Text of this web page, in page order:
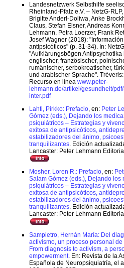
Landesnetzwerk Selbsthilfe
Rheinland-Pfalz e.V. – NetzG-
Brigitte Anderl-Doliwa, Anke
Claus, Stefan Elsner, Andreas
Lehmann, Petra Loerzer, Frank
Josef Wagner (2018):
antipsicóticos" (p. 31-34). In:
"Aufklärungsbögen Antipsychotika
englischer, französischer,
rumänischer, serbokroatischer,
und arabischer Sprache".
Recurso en línea www.peter-
lehmann.de/artikel/gesundheit/
inter.pdf
Lahti, Pirkko: Prefacio, en: Peter
Gómez (eds.), Dejando los
psiquiátricos – Estrategias y
exitosa de antipsicóticos,
estabilizadores del ánimo,
tranquilizantes. Edición
Lancaster: Peter Lehmann
Mosher, Loren R.: Prefacio, en:
Salam Gómez (eds.), Dejando los
psiquiátricos – Estrategias y
exitosa de antipsicóticos,
estabilizadores del ánimo,
tranquilizantes. Edición
Lancaster: Peter Lehmann
Sampietro, Hernán María: Del
activismo, un proceso personal de
From diagnosis to activism, a
empowerment . En: Revista de la
Española de Neuropsiquiatría, el